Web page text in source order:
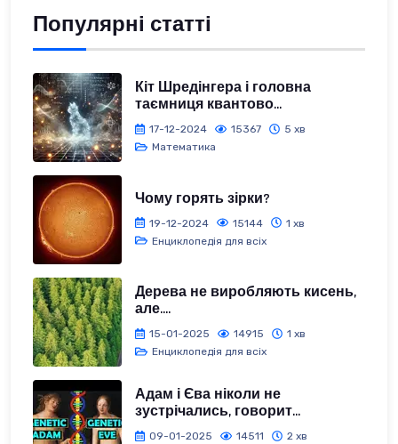
Популярні статті
Кіт Шредінгера і головна
таємниця квантово...
17-12-2024 15367
5 хв
Математика
Чому горять зірки?
19-12-2024 15144
1 хв
Енциклопедія для всіх
Дерева не виробляють кисень,
але....
15-01-2025 14915
1 хв
Енциклопедія для всіх
Адам і Єва ніколи не
зустрічались, говорит...
09-01-2025 14511
2 хв